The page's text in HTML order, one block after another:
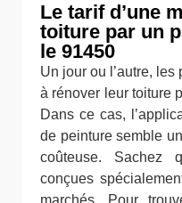
Le tarif d’une
toiture par un
le 91450
Un jour ou l’autre,
à rénover leur toiture
Dans ce cas,
de peinture semble
coûteuse. Sachez
conçues
marchés. Pour